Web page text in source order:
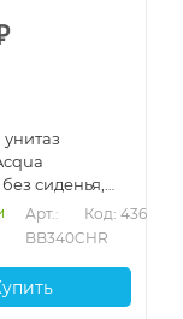
сиденья,
Арт.:
BB340CHR
Код: 43642